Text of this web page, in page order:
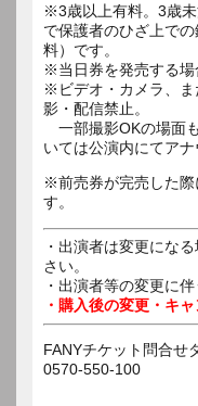
※3歳以上有料。3歳
で保護者のひざ上で
料）です。
※当日券を発売する場
※ビデオ・カメラ、ま
影・配信禁止。
一部撮影OKの場面
いては公演内にてアナ
※前売券が完売した際
す。
・出演者は変更にな
さい。
・出演者等の変更に
・購入後の変更・キ
FANYチケット問合せ
0570-550-100